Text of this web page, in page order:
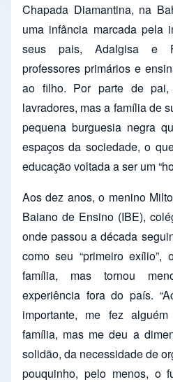
Chapada Diamantina, na
uma infância marcada pela
seus pais, Adalgisa e
professores primários e
ao filho. Por parte de pai,
lavradores, mas a família de
pequena burguesia negra
espaços da sociedade, o
educação voltada a ser um
Aos dez anos, o menino
Baiano de Ensino (IBE),
onde passou a década
como seu “primeiro
família, mas tornou
experiência fora do país.
importante, me fez
família, mas me deu a
solidão, da necessidade de
pouquinho, pelo menos, o